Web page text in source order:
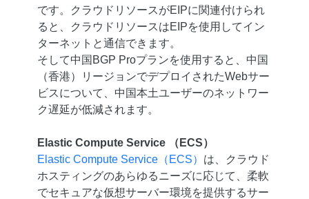
です。クラウドリソースがEIPに関連付けられ
ると、クラウドリソースはEIPを使用してイン
ターネットと通信できます。
そして中国BGP Proプランを使用すると、中国
（香港）リージョンでデプロイされたWebサー
ビスについて、中国本土ユーザーのネットワー
ク遅延が低減されます。
Elastic Compute Service （ECS）
Elastic Compute Service（ECS） は、クラウド
ホスティングのあらゆるニーズに応じて、柔軟
でセキュアな仮想サーバー環境を提供するサー